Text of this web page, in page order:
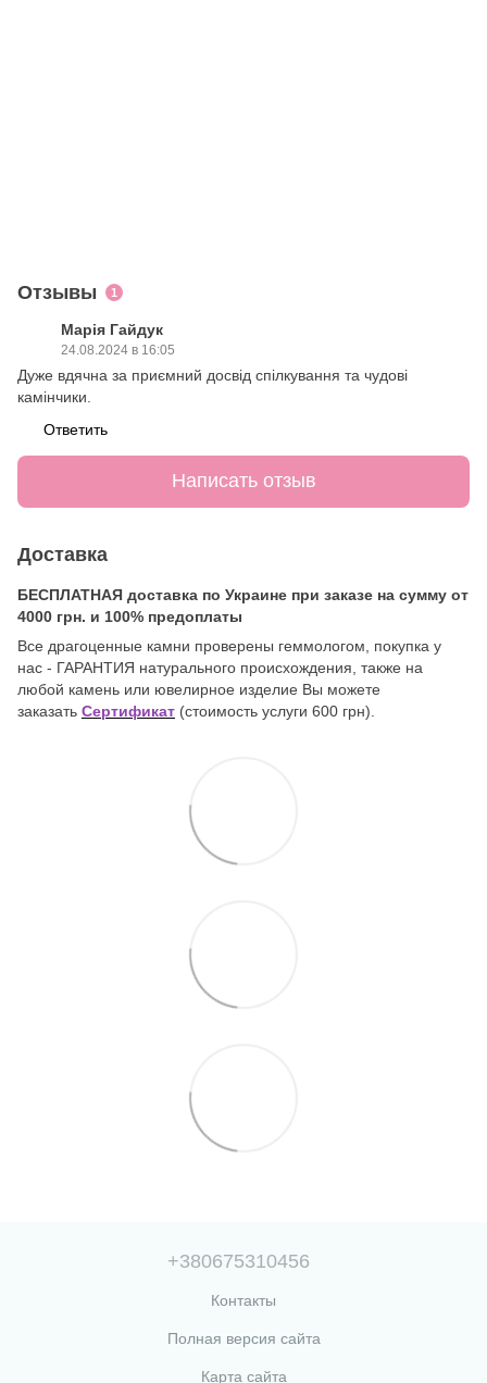
Отзывы 1
Марія Гайдук
24.08.2024 в 16:05
Дуже вдячна за приємний досвід спілкування та чудові
камінчики.
Ответить
Написать отзыв
Доставка
БЕСПЛАТНАЯ доставка по Украине при заказе на сумму от
4000 грн. и 100% предоплаты
Все драгоценные камни проверены геммологом, покупка у
нас - ГАРАНТИЯ натурального происхождения, также на
любой камень или ювелирное изделие Вы можете
заказать Сертификат (стоимость услуги 600 грн).
+380675310456
Контакты
Полная версия сайта
Карта сайта